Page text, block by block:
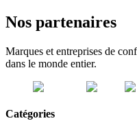
Nos partenaires
Marques et entreprises de
dans le monde entier.
Catégories